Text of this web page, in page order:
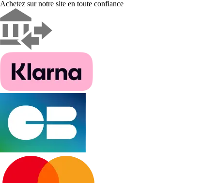
Achetez sur notre site en toute confiance